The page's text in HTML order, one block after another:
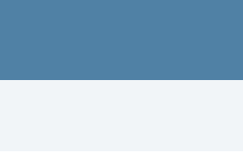
ルと他社との違いを教えてほしい。